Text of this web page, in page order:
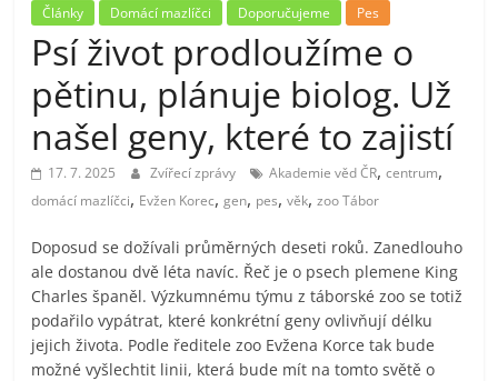
Články Domácí mazlíčci Doporučujeme Pes
Psí život prodloužíme o
pětinu, plánuje biolog. Už
našel geny, které to zajistí
17. 7. 2025 Zvířecí zprávy Akademie věd ČR,centrum,
domácí mazlíčci, Evžen Korec,gen, pes,věk,zoo Tábor
Doposud se dožívali průměrných deseti roků. Zanedlouho
ale dostanou dvě léta navíc. Řeč je o psech plemene King
Charles španěl. Výzkumnému týmu z táborské zoo se totiž
podařilo vypátrat, které konkrétní geny ovlivňují délku
jejich života. Podle ředitele zoo Evžena Korce tak bude
možné vyšlechtit linii, která bude mít na tomto světě o